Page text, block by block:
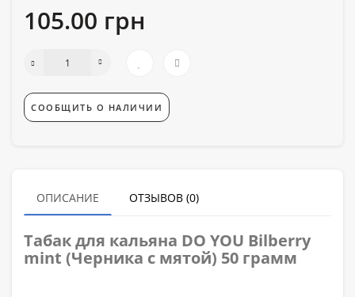
105.00 грн
СООБЩИТЬ О НАЛИЧИИ
ОПИСАНИЕ ОТЗЫВОВ (0)
Табак для кальяна DO YOU Bilberry
mint (Черника с мятой) 50 грамм